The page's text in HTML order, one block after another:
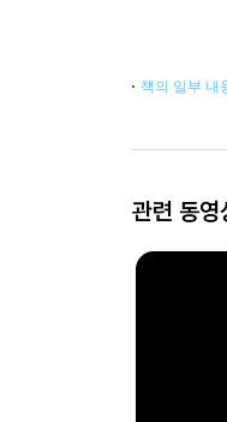
책의 일부 내
관련 동영